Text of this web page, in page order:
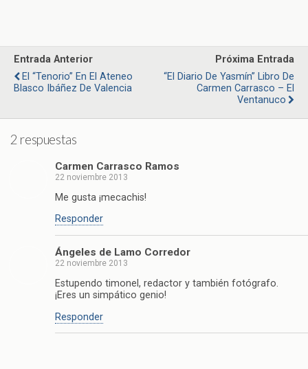
Entrada Anterior
El “Tenorio” En El Ateneo
Blasco Ibáñez De Valencia
Próxima Entrada
“El Diario De Yasmín” Libro De
Carmen Carrasco – El
Ventanuco
2 respuestas
Carmen Carrasco Ramos
22 noviembre 2013
Me gusta ¡mecachis!
Responder
Ángeles de Lamo Corredor
22 noviembre 2013
Estupendo timonel, redactor y también fotógrafo.
¡Eres un simpático genio!
Responder